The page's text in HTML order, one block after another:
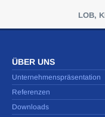
LOB,
ÜBER UNS
Unternehmenspräsentation
Referenzen
Downloads